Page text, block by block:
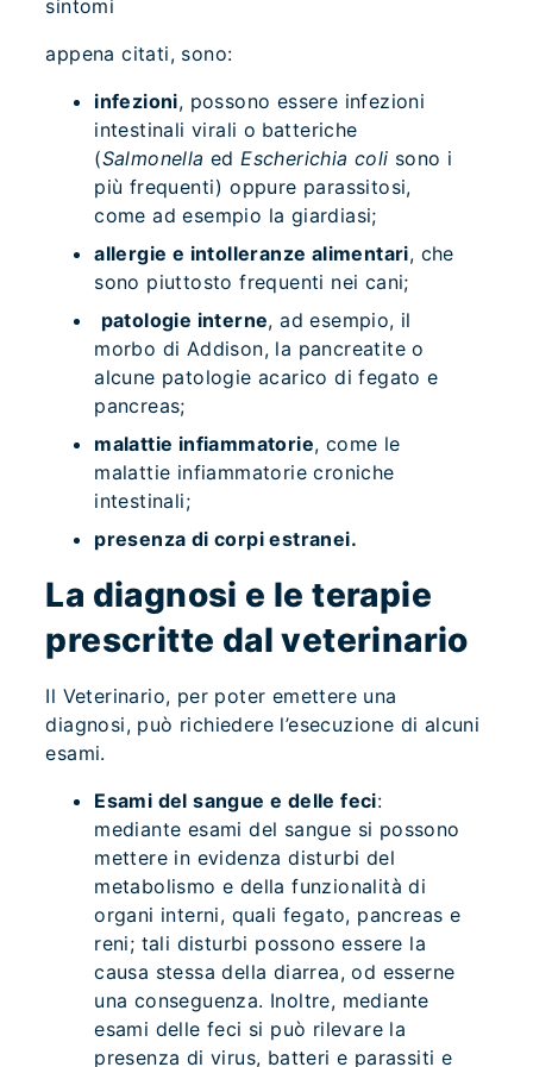
sintomi
appena citati, sono:
infezioni, possono essere infezioni
intestinali virali o batteriche
(Salmonella edEscherichia coli sono i
più frequenti) oppure parassitosi,
come ad esempio la giardiasi;
allergie e intolleranze alimentari, che
sono piuttosto frequenti nei cani;
patologie interne, ad esempio, il
morbo di Addison, la pancreatite o
alcune patologie acarico di fegato e
pancreas;
malattie infiammatorie, come le
malattie infiammatorie croniche
intestinali;
presenza di corpi estranei.
La diagnosi e le terapie
prescritte dal veterinario
Il Veterinario, per poter emettere una
diagnosi, può richiedere l’esecuzione di alcuni
esami.
Esami del sangue e delle feci:
mediante esami del sangue si possono
mettere in evidenza disturbi del
metabolismo e della funzionalità di
organi interni, quali fegato, pancreas e
reni; tali disturbi possono essere la
causa stessa della diarrea, od esserne
una conseguenza. Inoltre, mediante
esami delle feci si può rilevare la
presenza di virus, batteri e parassiti e